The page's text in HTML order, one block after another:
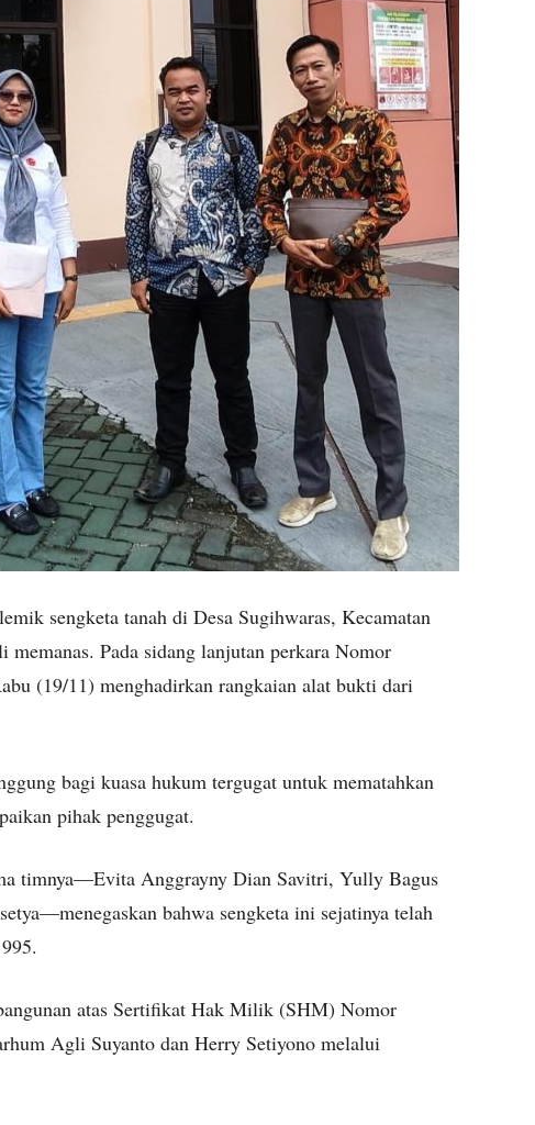
sengketa tanah di Desa Sugihwaras, Kecamatan
Pada sidang lanjutan perkara Nomor
(19/11) menghadirkan rangkaian alat bukti dari
bagi kuasa hukum tergugat untuk mematahkan
pihak penggugat.
timnya—Evita Anggrayny Dian Savitri, Yully Bagus
bahwa sengketa ini sejatinya telah
atas Sertifikat Hak Milik (SHM) Nomor
Agli Suyanto dan Herry Setiyono melalui